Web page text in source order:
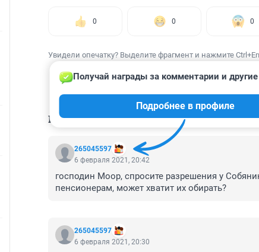
0 0 0
Увидели опечатку? Выделите фрагмент и нажмите
КОММЕНТАРИИ 67
265045597
Получай награды за комментарии и
Подробнее в профиле
6 февраля 2021, 20:42
господин Моор, спросите разрешения у
пенсионерам, может хватит их обирать?
265045597
6 февраля 2021, 20:30